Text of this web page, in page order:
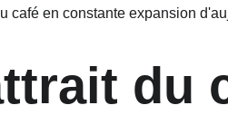
café en constante expansion
du